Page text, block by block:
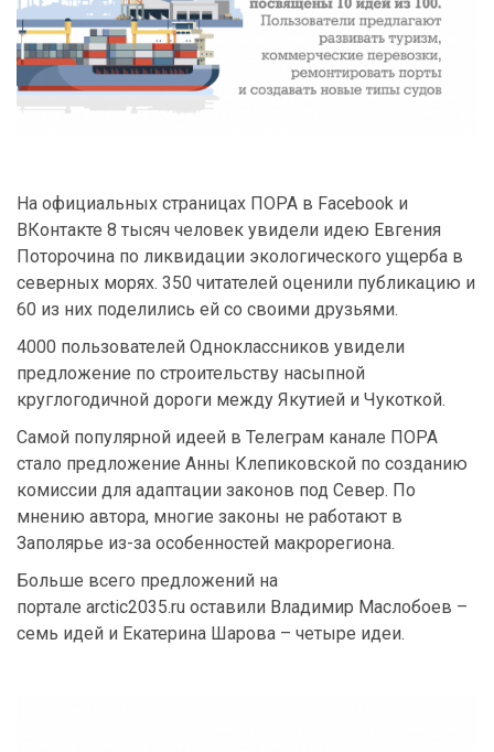
На официальных страницах ПОРА в Facebook и
ВКонтакте 8 тысяч человек увидели идею Евгения
Поторочина по ликвидации экологического ущерба в
северных морях. 350 читателей оценили публикацию и
60 из них поделились ей со своими друзьями.
4000 пользователей Одноклассников увидели
предложение по строительству насыпной
круглогодичной дороги между Якутией и Чукоткой.
Самой популярной идеей в Телеграм канале ПОРА
стало предложение Анны Клепиковской по созданию
комиссии для адаптации законов под Север. По
мнению автора, многие законы не работают в
Заполярье из-за особенностей макрорегиона.
Больше всего предложений на
портале arctic2035.ru оставили Владимир Маслобоев –
семь идей и Екатерина Шарова – четыре идеи.